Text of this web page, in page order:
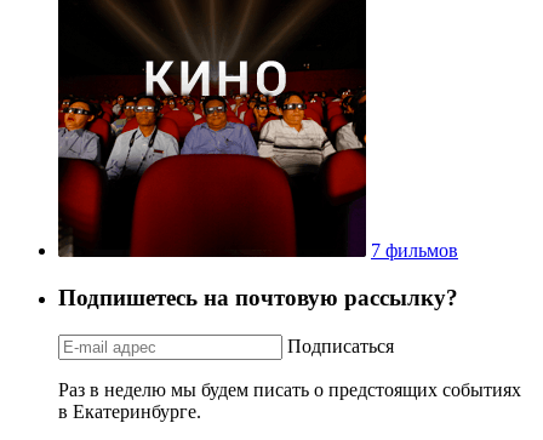
7 фильмов
Подпишетесь на почтовую рассылку?
Подписаться
Раз в неделю мы будем писать о предстоящих событиях
в Екатеринбурге.